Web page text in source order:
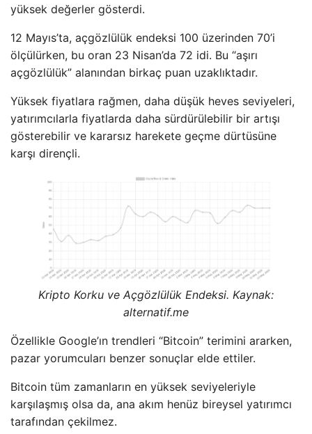
yüksek değerler gösterdi.
12 Mayıs’ta, açgözlülük endeksi 100 üzerinden 70’i
ölçülürken, bu oran 23 Nisan’da 72 idi. Bu “aşırı
açgözlülük” alanından birkaç puan uzaklıktadır.
Yüksek fiyatlara rağmen, daha düşük heves seviyeleri,
yatırımcılarla fiyatlarda daha sürdürülebilir bir artışı
gösterebilir ve kararsız harekete geçme dürtüsüne
karşı dirençli.
Kripto Korku ve Açgözlülük Endeksi. Kaynak:
alternatif.me
Özellikle Google’ın trendleri “Bitcoin” terimini ararken,
pazar yorumcuları benzer sonuçlar elde ettiler.
Bitcoin tüm zamanların en yüksek seviyeleriyle
karşılaşmış olsa da, ana akım henüz bireysel yatırımcı
tarafından çekilmez.